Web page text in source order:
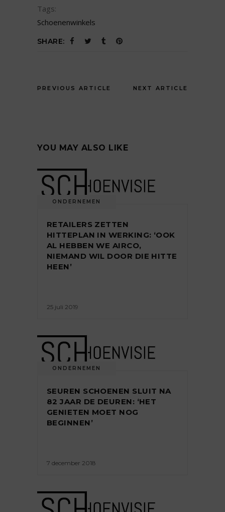
Tags:
Schoenenwinkels
SHARE:
PREVIOUS ARTICLE NEXT ARTICLE
YOU MAY ALSO LIKE
ONDERNEMEN
RETAILERS ZETTEN
HITTEPLAN IN WERKING: ‘OOK
AL HEBBEN WE AIRCO,
NIEMAND WIL DOOR DIE HITTE
HEEN’
25 juli 2019
ONDERNEMEN
SEUREN SCHOENEN SLUIT NA
82 JAAR DE DEUREN: ‘HET
GENIETEN MOET NOG
BEGINNEN’
7 december 2018